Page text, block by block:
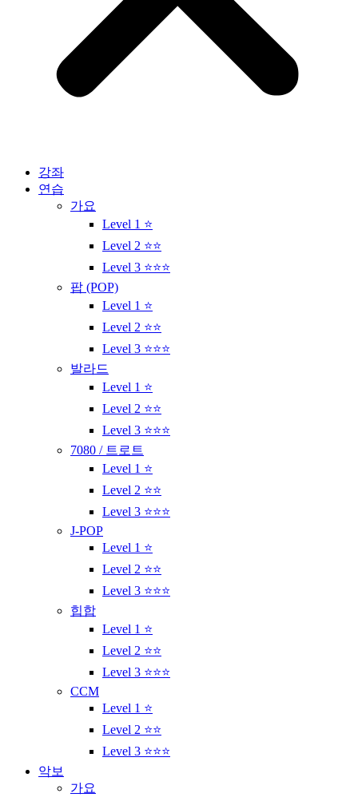
강좌
연습
가요
Level 1 ⭐
Level 2 ⭐⭐
Level 3 ⭐⭐⭐
팝 (POP)
Level 1 ⭐
Level 2 ⭐⭐
Level 3 ⭐⭐⭐
발라드
Level 1 ⭐
Level 2 ⭐⭐
Level 3 ⭐⭐⭐
7080 / 트로트
Level 1 ⭐
Level 2 ⭐⭐
Level 3 ⭐⭐⭐
J-POP
Level 1 ⭐
Level 2 ⭐⭐
Level 3 ⭐⭐⭐
힙합
Level 1 ⭐
Level 2 ⭐⭐
Level 3 ⭐⭐⭐
CCM
Level 1 ⭐
Level 2 ⭐⭐
Level 3 ⭐⭐⭐
악보
가요